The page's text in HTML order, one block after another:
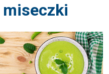
miseczki